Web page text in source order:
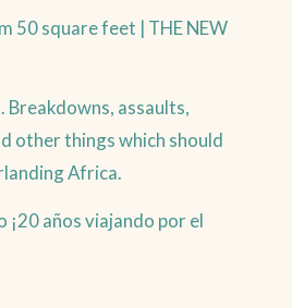
50 square feet | THE NEW
Breakdowns, assaults,
other things which should
Africa.
años viajando por el